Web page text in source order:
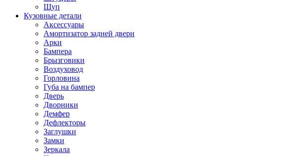
Щуп
Кузовные детали
Аксессуары
Амортизатор задней двери
Арки
Бампера
Брызговики
Воздуховод
Горловина
Губа на бампер
Дверь
Дворники
Демфер
Дефлекторы
Заглушки
Замки
Зеркала